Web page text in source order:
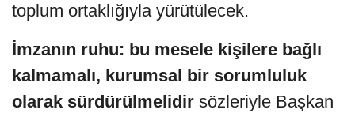
toplum ortaklığıyla yürütülecek.
İmzanın ruhu: bu mesele kişilere bağlı
kalmamalı, kurumsal bir sorumluluk
olarak sürdürülmelidir sözleriyle Başkan